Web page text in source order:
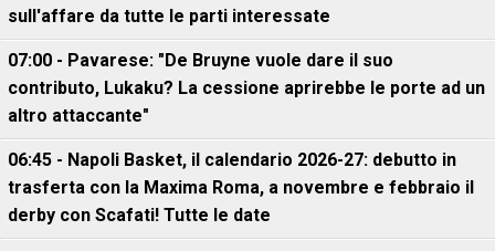
sull'affare da tutte le parti interessate
07:00 - Pavarese: "De Bruyne vuole dare il suo
contributo, Lukaku? La cessione aprirebbe le porte ad un
altro attaccante"
06:45 - Napoli Basket, il calendario 2026-27: debutto in
trasferta con la Maxima Roma, a novembre e febbraio il
derby con Scafati! Tutte le date